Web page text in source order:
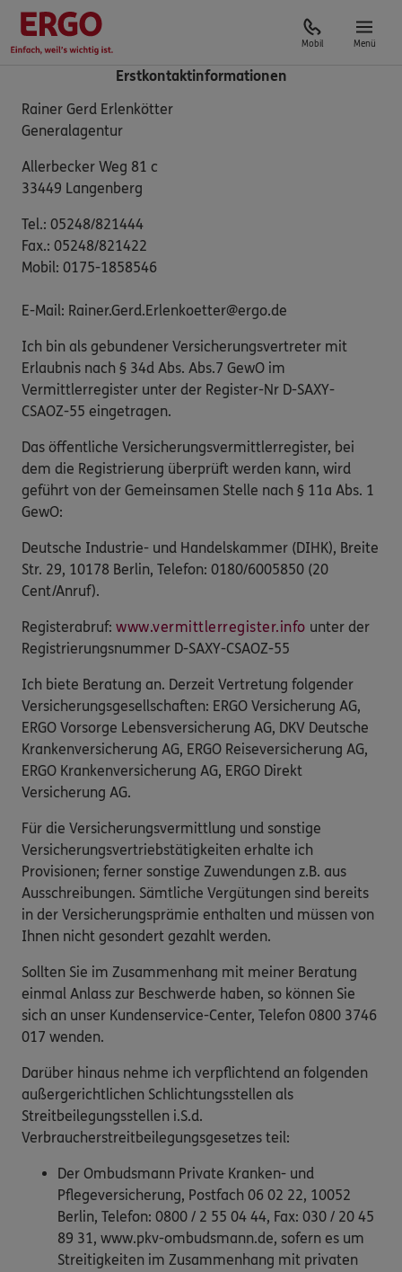
Mobil Menü
Erstkontaktinformationen
Rainer Gerd Erlenkötter
Generalagentur
Allerbecker Weg 81 c
33449 Langenberg
Tel.: 05248/821444
Fax.: 05248/821422
Mobil: 0175-1858546
E-Mail: Rainer.Gerd.Erlenkoetter@ergo.de
Ich bin als gebundener Versicherungsvertreter mit
Erlaubnis nach § 34d Abs. Abs.7 GewO im
Vermittlerregister unter der Register-Nr D-SAXY-
CSAOZ-55 eingetragen.
Das öffentliche Versicherungsvermittlerregister, bei
dem die Registrierung überprüft werden kann, wird
geführt von der Gemeinsamen Stelle nach § 11a Abs. 1
GewO:
Deutsche Industrie- und Handelskammer (DIHK), Breite
Str. 29, 10178 Berlin, Telefon: 0180/6005850 (20
Cent/Anruf).
Registerabruf: www.vermittlerregister.info unter der
Registrierungsnummer D-SAXY-CSAOZ-55
Ich biete Beratung an. Derzeit Vertretung folgender
Versicherungsgesellschaften: ERGO Versicherung AG,
ERGO Vorsorge Lebensversicherung AG, DKV Deutsche
Krankenversicherung AG, ERGO Reiseversicherung AG,
ERGO Krankenversicherung AG, ERGO Direkt
Versicherung AG.
Für die Versicherungsvermittlung und sonstige
Versicherungsvertriebstätigkeiten erhalte ich
Provisionen; ferner sonstige Zuwendungen z.B. aus
Ausschreibungen. Sämtliche Vergütungen sind bereits
in der Versicherungsprämie enthalten und müssen von
Ihnen nicht gesondert gezahlt werden.
Sollten Sie im Zusammenhang mit meiner Beratung
einmal Anlass zur Beschwerde haben, so können Sie
sich an unser Kundenservice-Center, Telefon 0800 3746
017 wenden.
Darüber hinaus nehme ich verpflichtend an folgenden
außergerichtlichen Schlichtungsstellen als
Streitbeilegungsstellen i.S.d.
Verbraucherstreitbeilegungsgesetzes teil:
Der Ombudsmann Private Kranken- und
Pflegeversicherung, Postfach 06 02 22, 10052
Berlin, Telefon: 0800 / 2 55 04 44, Fax: 030 / 20 45
89 31, www.pkv-ombudsmann.de, sofern es um
Streitigkeiten im Zusammenhang mit privaten